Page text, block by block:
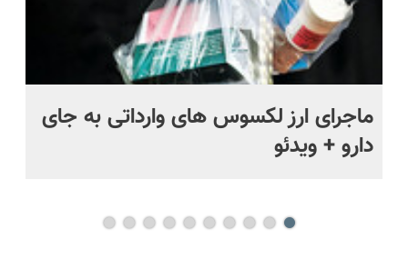
ماجرای ارز لکسوس های وارداتی به جای
دارو + ویدئو